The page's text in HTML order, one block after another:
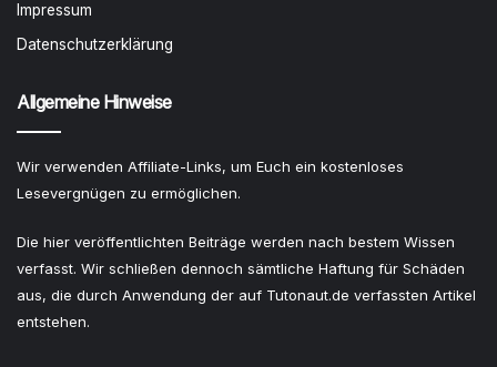
Impressum
Datenschutzerklärung
Allgemeine Hinweise
Wir verwenden Affiliate-Links, um Euch ein kostenloses
Lesevergnügen zu ermöglichen.
Die hier veröffentlichten Beiträge werden nach bestem Wissen
verfasst. Wir schließen dennoch sämtliche Haftung für Schäden
aus, die durch Anwendung der auf Tutonaut.de verfassten Artikel
entstehen.